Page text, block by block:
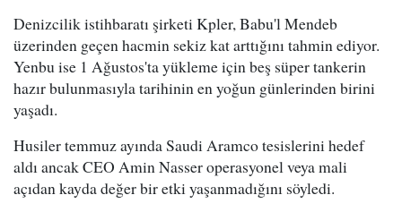
Denizcilik istihbaratı şirketi Kpler, Babu'l Mendeb
üzerinden geçen hacmin sekiz kat arttığını tahmin ediyor.
Yenbu ise 1 Ağustos'ta yükleme için beş süper tankerin
hazır bulunmasıyla tarihinin en yoğun günlerinden birini
yaşadı.
Husiler temmuz ayında Saudi Aramco tesislerini hedef
aldı ancak CEO Amin Nasser operasyonel veya mali
açıdan kayda değer bir etki yaşanmadığını söyledi.